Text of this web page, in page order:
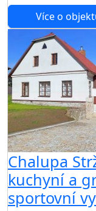
Více o
Chalupa
kuchyní a
sportovní